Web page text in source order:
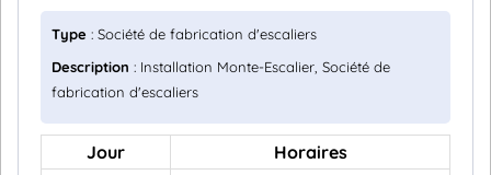
Type : Société de fabrication d'escaliers
Description : Installation Monte-Escalier, Société de
fabrication d'escaliers
Jour
Horaires